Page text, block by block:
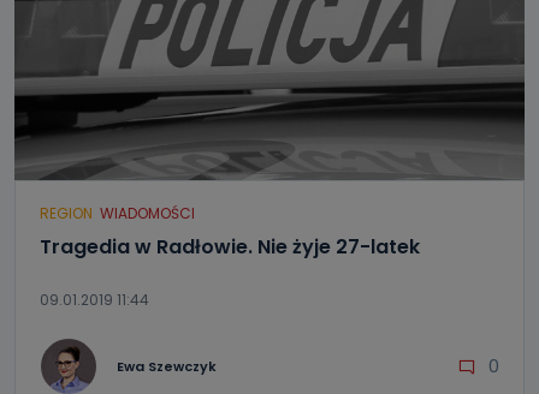
REGION WIADOMOŚCI
Tragedia w Radłowie. Nie żyje 27-latek
09.01.2019 11:44
Ewa Szewczyk 0